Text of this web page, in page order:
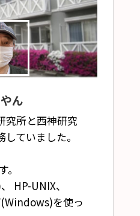
ん
究所と西神研究
ていました。
HP-UNIX、
を使っ